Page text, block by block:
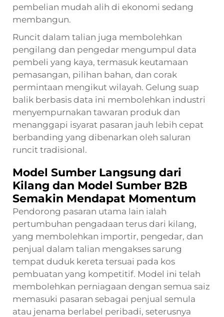
pembelian mudah alih di ekonomi sedang
membangun.
Runcit dalam talian juga membolehkan
pengilang dan pengedar mengumpul data
pembeli yang kaya, termasuk keutamaan
pemasangan, pilihan bahan, dan corak
permintaan mengikut wilayah. Gelung suap
balik berbasis data ini membolehkan industri
menyempurnakan tawaran produk dan
menanggapi isyarat pasaran jauh lebih cepat
berbanding yang dibenarkan oleh saluran
runcit tradisional.
Model Sumber Langsung dari
Kilang dan Model Sumber B2B
Semakin Mendapat Momentum
Pendorong pasaran utama lain ialah
pertumbuhan pengadaan terus dari kilang,
yang membolehkan importir, pengedar, dan
penjual dalam talian mengakses sarung
tempat duduk kereta tersuai pada kos
pembuatan yang kompetitif. Model ini telah
membolehkan perniagaan dengan semua saiz
memasuki pasaran sebagai penjual semula
atau jenama berlabel peribadi, seterusnya